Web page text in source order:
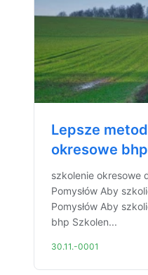
Lepsze
okresowe bhp
szkolenie okresowe
Pomysłów Aby
Pomysłów Aby
bhp Szkolen...
30.11.-0001